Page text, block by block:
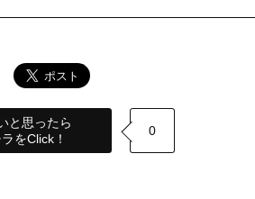
と思ったら
をClick！
0